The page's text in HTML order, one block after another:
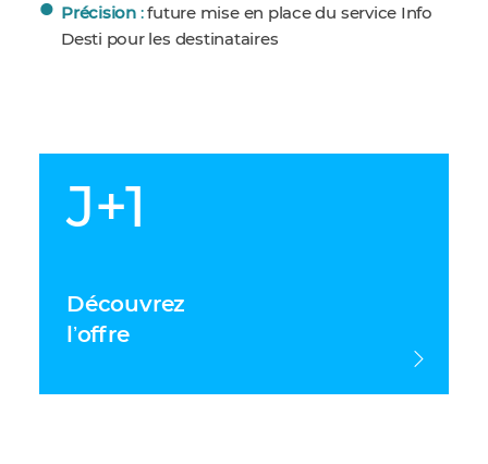
Précision: future mise en place du service Info
Desti pour les destinataires
J+1
Découvrez
lʼoffre